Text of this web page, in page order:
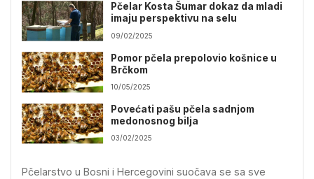
Pčelar Kosta Šumar dokaz da mladi
imaju perspektivu na selu
09/02/2025
Pomor pčela prepolovio košnice u
Brčkom
10/05/2025
Povećati pašu pčela sadnjom
medonosnog bilja
03/02/2025
Pčelarstvo u Bosni i Hercegovini suočava se sa sve